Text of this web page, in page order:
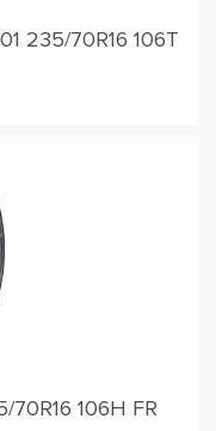
235/70R16 106T
70R16 106H FR